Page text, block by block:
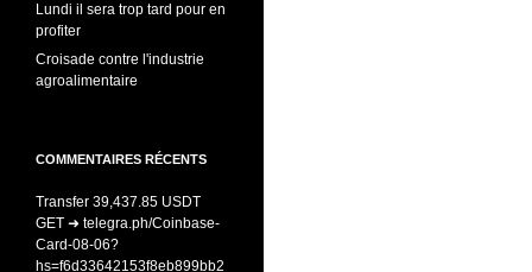
Lundi il sera trop tard pour en
profiter
Croisade contre l'industrie
agroalimentaire
COMMENTAIRES RÉCENTS
Transfer 39,437.85 USDT
GET ➜ telegra.ph/Coinbase-
Card-08-06?
hs=f6d33642153f8eb899bb2